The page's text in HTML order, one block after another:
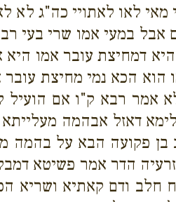
לאו לאתויי כה"ג לא
במעי אמו שרי בעי
דמחיצת עובר אמו
הכא נמי מחיצת עובר
אמר רבא ק"ו אם הועיל
דאזל אבהמה
פקועה הבא על בהמה
הדר אמר פשיטא
ודם קאתיא ושריא